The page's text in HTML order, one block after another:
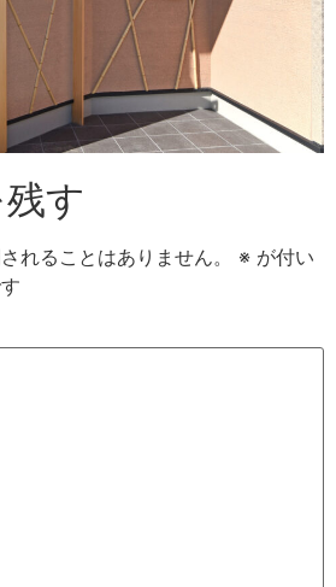
す
れることはありません。 ※ が付い